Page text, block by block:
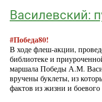
Василевский:
#Победа80!
В ходе флеш-акции,
библиотеке и
маршала Победы А.М.
вручены буклеты, из
фактов из жизни и боевого